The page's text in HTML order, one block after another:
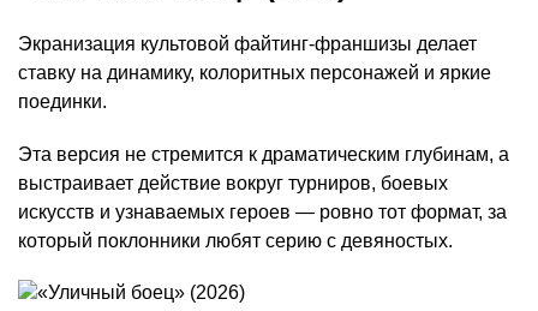
Экранизация культовой файтинг-франшизы делает
ставку на динамику, колоритных персонажей и яркие
поединки.
Эта версия не стремится к драматическим глубинам, а
выстраивает действие вокруг турниров, боевых
искусств и узнаваемых героев — ровно тот формат, за
который поклонники любят серию с девяностых.